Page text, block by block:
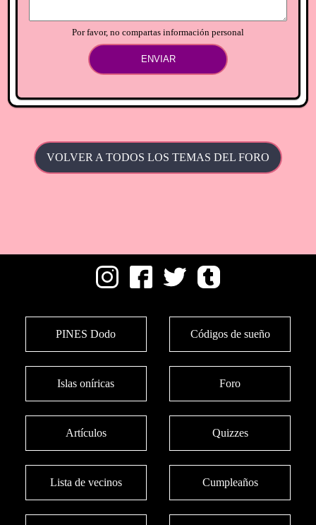
Por favor, no compartas información personal
ENVIAR
VOLVER A TODOS LOS TEMAS DEL FORO
PINES Dodo Códigos de sueño
Islas oníricas Foro
Artículos Quizzes
Lista de vecinos Cumpleaños